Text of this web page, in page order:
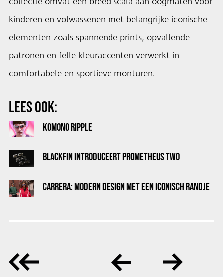
kinderen en volwassenen met belangrijke iconische
elementen zoals spannende prints, opvallende
patronen en felle kleuraccenten verwerkt in
comfortabele en sportieve monturen.
LEES OOK:
KOMONO RIPPLE
BLACKFIN INTRODUCEERT PROMETHEUS TWO
CARRERA: MODERN DESIGN MET EEN ICONISCH RANDJE